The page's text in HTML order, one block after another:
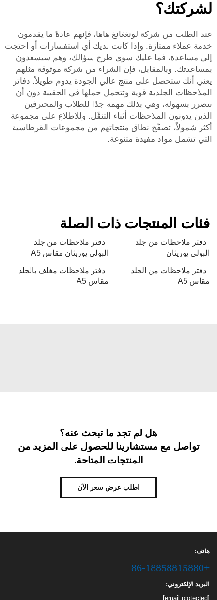
لشركتك؟
عند الطلب من شركة لونغغانغ هاها، فإنهم عادةً ما يقدمون
خدمة عملاء ممتازة. وإذا كانت لديك أي استفسارات أو احتجت
إلى مساعدة، فما عليك سوى طرح سؤالك، وهم سيسعدون
بمساعدتك. وبالمقابل، فإن الشراء من شركة موثوقة مثلهم
يعني أنك ستحصل على منتج عالي الجودة يدوم طويلاً. دفاتر
الملاحظات الجلدية قوية وتتحمل حملها في الحقيبة دون أن
تتضرر بسهولة، وهي بذلك مهمة جدًا للطلاب والمحترفين
الذين يدونون الملاحظات أثناء التنقّل. وللاطلاع على مجموعة
أكثر شمولاً، تصفّح نطاق منتجاتهم من مجموعات القرطاسية
التي تشمل مواد مفيدة متنوعة.
فئات المنتجات ذات الصلة
دفتر ملاحظات من جلد
البولي يوريثان
دفتر ملاحظات من جلد
البولي يوريثان مقاس A5
دفتر ملاحظات من الجلد
مقاس A5
دفتر ملاحظات مغلف بالجلد
مقاس A5
هل لم تجد ما تبحث عنه؟
تواصل مع مستشارينا للحصول على المزيد من
المنتجات المتاحة.
اطلب عرض سعر الآن
هاتف:
+86-18858815880
البريد الإلكتروني:
[email protected]